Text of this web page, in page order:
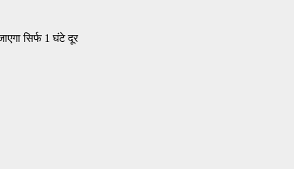
सिर्फ 1 घंटे दूर